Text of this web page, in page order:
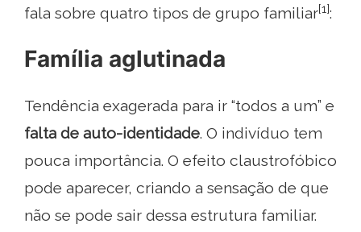
fala sobre quatro tipos de grupo familiar[1]:
Família aglutinada
Tendência exagerada para ir “todos a um” e
falta de auto-identidade. O indivíduo tem
pouca importância. O efeito claustrofóbico
pode aparecer, criando a sensação de que
não se pode sair dessa estrutura familiar.